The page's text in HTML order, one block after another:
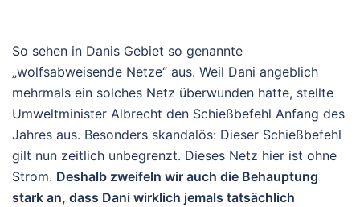
So sehen in Danis Gebiet so genannte
„wolfsabweisende Netze“ aus. Weil Dani angeblich
mehrmals ein solches Netz überwunden hatte, stellte
Umweltminister Albrecht den Schießbefehl Anfang des
Jahres aus. Besonders skandalös: Dieser Schießbefehl
gilt nun zeitlich unbegrenzt. Dieses Netz hier ist ohne
Strom. Deshalb zweifeln wir auch die Behauptung
stark an, dass Dani wirklich jemals tatsächlich